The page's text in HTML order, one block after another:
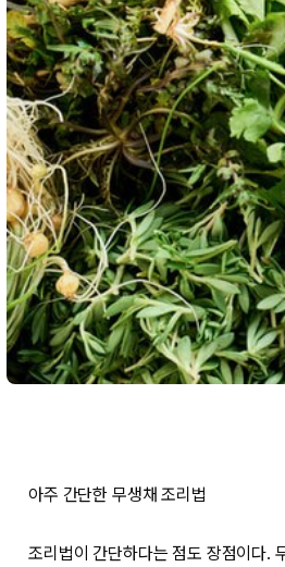
아주 간단한 무생채 조리법
조리법이 간단하다는 점도 장점이다.